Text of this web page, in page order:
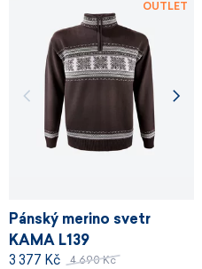
Pánský merino svetr
KAMA L139
3 377 Kč 4 690 Kč
OUTLET